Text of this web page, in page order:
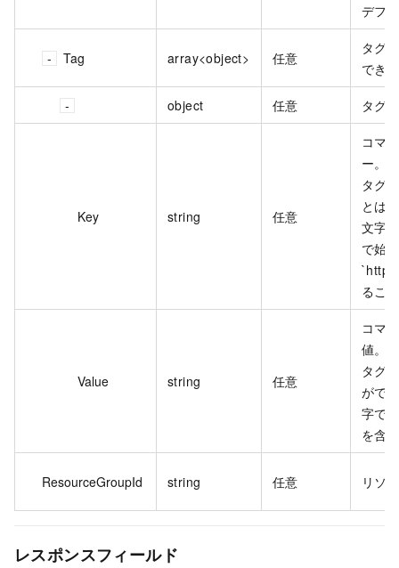
デフ
Tag array<object> 任意
タグ
でき
object 任意 タグ
Key string 任意
コマ
ー。
タグ
とは
文字
で始
るこ
Value string 任意
コマ
値。
タグ
がで
字で
を含
ResourceGroupId string 任意 リソ
レスポンスフィールド